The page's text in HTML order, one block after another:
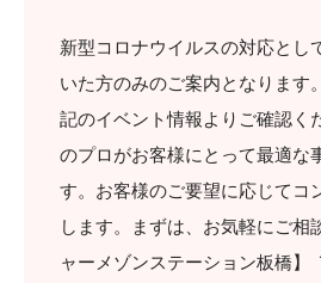
新型コロナウイルスの対応とし
いた方のみのご案内となります
記のイベント情報よりご確認く
のプロがお客様にとって最適な
す。お客様のご要望に応じてコ
します。まずは、お気軽にご相
ャーメゾンステーション板橋】